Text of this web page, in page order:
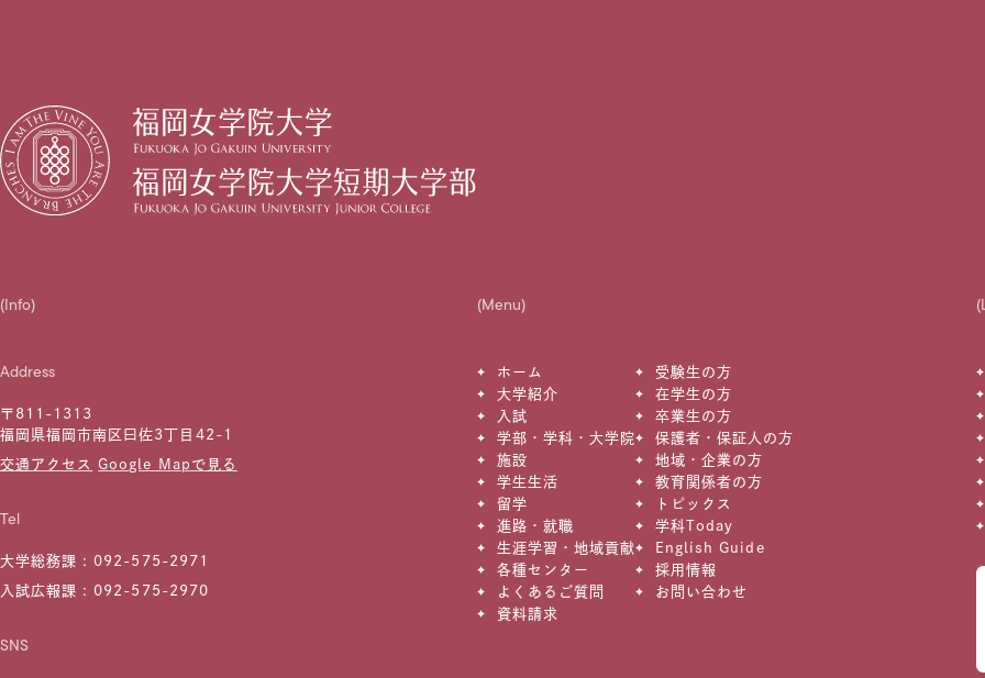
(Info)
Address
〒811-1313
福岡県福岡市南区曰佐3丁目42-1
交通アクセス Google Mapで見る
Tel
大学総務課 : 092-575-2971
入試広報課 : 092-575-2970
SNS
(Menu)
ホーム
大学紹介
入試
学部・学科・大学院
施設
学生生活
留学
進路・就職
生涯学習・地域貢献
各種センター
よくあるご質問
資料請求
受験生の方
在学生の方
卒業生の方
保護者・保証人の方
地域・企業の方
教育関係者の方
トピックス
学科Today
English Guide
採用情報
お問い合わせ